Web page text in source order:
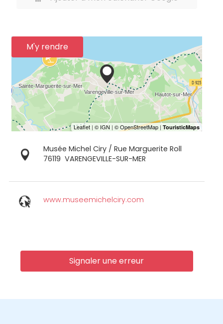
M'y rendre
Musée Michel Ciry / Rue Marguerite Roll
76119 VARENGEVILLE-SUR-MER
www.museemichelciry.com
Signaler une erreur